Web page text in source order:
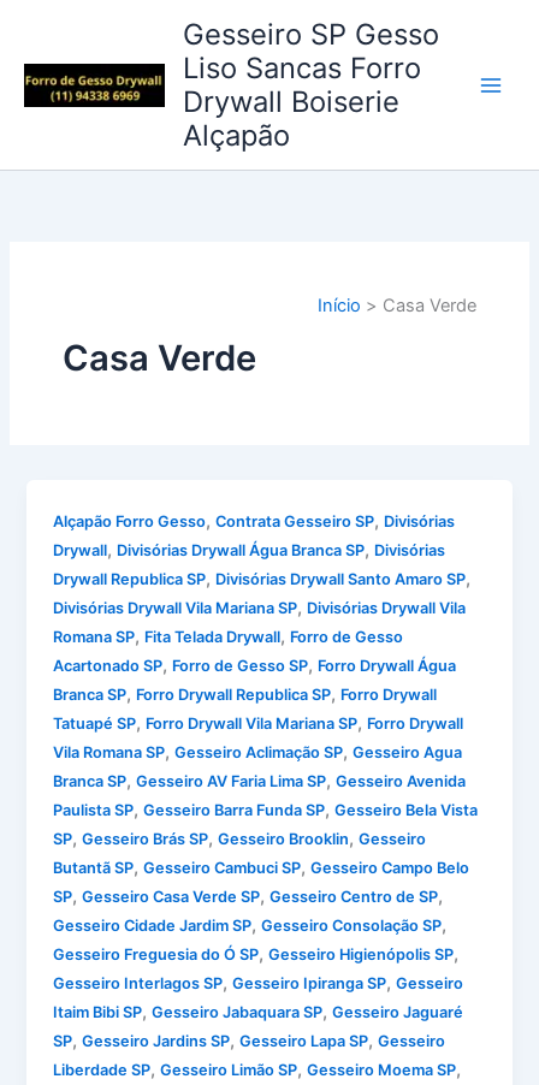
conteúdo
Gesseiro SP Gesso
Liso Sancas Forro
Drywall Boiserie
Alçapão
Início Casa Verde
Casa Verde
Alçapão Forro Gesso,Contrata Gesseiro SP, Divisórias
Drywall, Divisórias Drywall Água Branca SP, Divisórias
Drywall Republica SP, Divisórias Drywall Santo Amaro SP,
Divisórias Drywall Vila Mariana SP, Divisórias Drywall Vila
Romana SP, Fita Telada Drywall, Forro de Gesso
Acartonado SP, Forro de Gesso SP, Forro Drywall Água
Branca SP, Forro Drywall Republica SP, Forro Drywall
Tatuapé SP, Forro Drywall Vila Mariana SP, Forro Drywall
Vila Romana SP,Gesseiro Aclimação SP,Gesseiro Agua
Branca SP,Gesseiro AV Faria Lima SP,Gesseiro Avenida
Paulista SP,Gesseiro Barra Funda SP,Gesseiro Bela Vista
SP,Gesseiro Brás SP,Gesseiro Brooklin,Gesseiro
Butantã SP,Gesseiro Cambuci SP,Gesseiro Campo Belo
SP,Gesseiro Casa Verde SP,Gesseiro Centro de SP,
Gesseiro Cidade Jardim SP,Gesseiro Consolação SP,
Gesseiro Freguesia do Ó SP,Gesseiro Higienópolis SP,
Gesseiro Interlagos SP,Gesseiro Ipiranga SP,Gesseiro
Itaim Bibi SP,Gesseiro Jabaquara SP,Gesseiro Jaguaré
SP,Gesseiro Jardins SP,Gesseiro Lapa SP,Gesseiro
Liberdade SP,Gesseiro Limão SP,Gesseiro Moema SP,